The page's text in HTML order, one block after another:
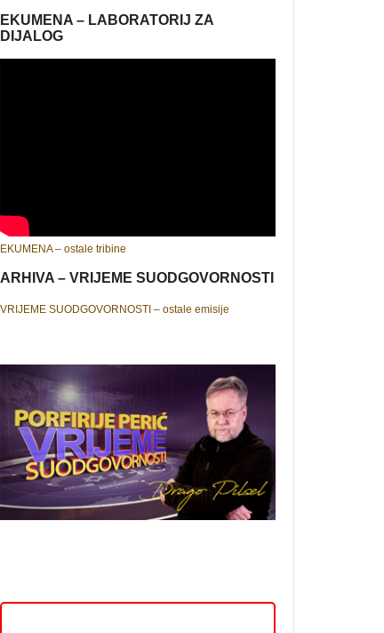
EKUMENA – LABORATORIJ ZA
DIJALOG
EKUMENA – ostale tribine
ARHIVA – VRIJEME SUODGOVORNOSTI
VRIJEME SUODGOVORNOSTI – ostale emisije